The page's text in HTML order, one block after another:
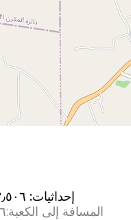
إحداثيات: ٣٣٫٥٠٦,
المسافة إلى الكعبة: